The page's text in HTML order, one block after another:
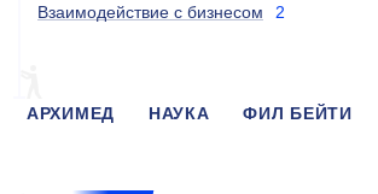
Взаимодействие с бизнесом 2
АРХИМЕД НАУКА ФИЛ БЕЙТИ